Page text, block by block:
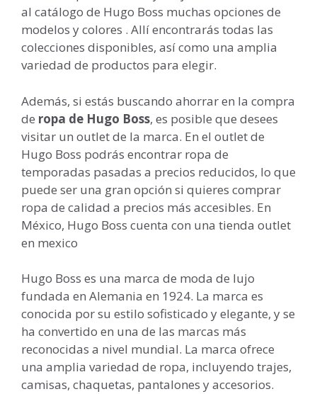
al catálogo de Hugo Boss muchas opciones de
modelos y colores . Allí encontrarás todas las
colecciones disponibles, así como una amplia
variedad de productos para elegir.
Además, si estás buscando ahorrar en la compra
de ropa de Hugo Boss, es posible que desees
visitar un outlet de la marca. En el outlet de
Hugo Boss podrás encontrar ropa de
temporadas pasadas a precios reducidos, lo que
puede ser una gran opción si quieres comprar
ropa de calidad a precios más accesibles. En
México, Hugo Boss cuenta con una tienda outlet
en mexico
Hugo Boss es una marca de moda de lujo
fundada en Alemania en 1924. La marca es
conocida por su estilo sofisticado y elegante, y se
ha convertido en una de las marcas más
reconocidas a nivel mundial. La marca ofrece
una amplia variedad de ropa, incluyendo trajes,
camisas, chaquetas, pantalones y accesorios.